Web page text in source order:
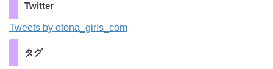
Twitter
Tweets by otona_girls_com
タグ